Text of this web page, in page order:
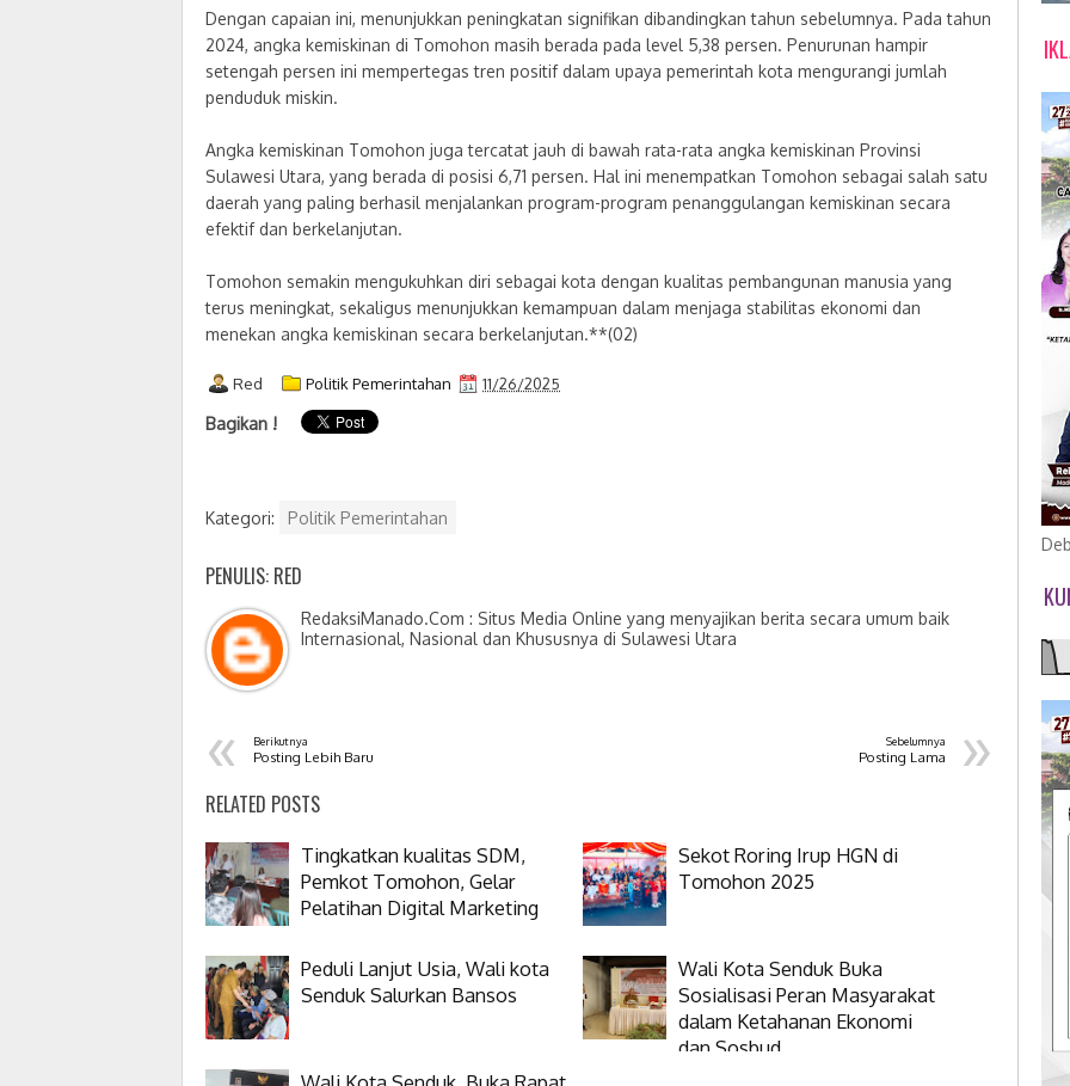
Dengan capaian ini, menunjukkan peningkatan signifikan dibandingkan tahun sebelumnya. Pada tahun
2024, angka kemiskinan di Tomohon masih berada pada level 5,38 persen. Penurunan hampir
setengah persen ini mempertegas tren positif dalam upaya pemerintah kota mengurangi jumlah
penduduk miskin.
Angka kemiskinan Tomohon juga tercatat jauh di bawah rata-rata angka kemiskinan Provinsi
Sulawesi Utara, yang berada di posisi 6,71 persen. Hal ini menempatkan Tomohon sebagai salah satu
daerah yang paling berhasil menjalankan program-program penanggulangan kemiskinan secara
efektif dan berkelanjutan.
Tomohon semakin mengukuhkan diri sebagai kota dengan kualitas pembangunan manusia yang
terus meningkat, sekaligus menunjukkan kemampuan dalam menjaga stabilitas ekonomi dan
menekan angka kemiskinan secara berkelanjutan.**(02)
Red Politik Pemerintahan 11/26/2025
Bagikan !
Kategori: Politik Pemerintahan
PENULIS: RED
RedaksiManado.Com : Situs Media Online yang menyajikan berita secara umum baik
Internasional, Nasional dan Khususnya di Sulawesi Utara
« Berikutnya
Posting Lebih Baru »
Sebelumnya
Posting Lama
RELATED POSTS
Tingkatkan kualitas SDM,
Pemkot Tomohon, Gelar
Pelatihan Digital Marketing
Sekot Roring Irup HGN di
Tomohon 2025
Peduli Lanjut Usia, Wali kota
Senduk Salurkan Bansos
Wali Kota Senduk Buka
Sosialisasi Peran Masyarakat
dalam Ketahanan Ekonomi
dan Sosbud